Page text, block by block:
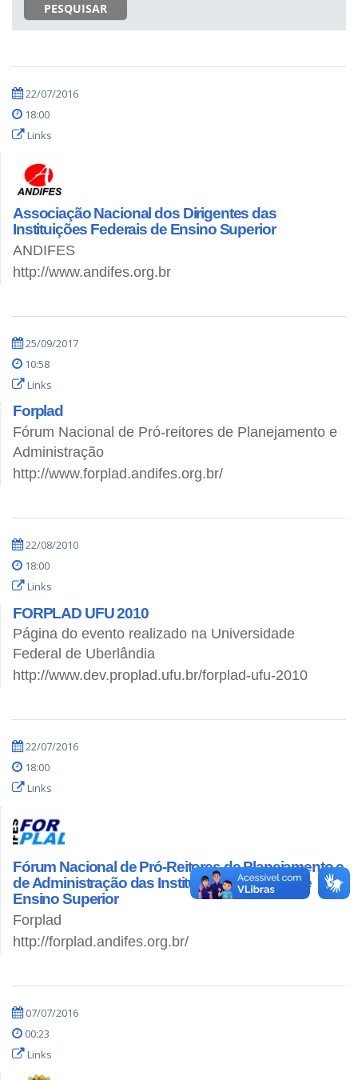
PESQUISAR
22/07/2016
18:00
Links
Associação Nacional dos Dirigentes das
Instituições Federais de Ensino Superior
ANDIFES
http://www.andifes.org.br
25/09/2017
10:58
Links
Forplad
Fórum Nacional de Pró-reitores de Planejamento e
Administração
http://www.forplad.andifes.org.br/
22/08/2010
18:00
Links
FORPLAD UFU 2010
Página do evento realizado na Universidade
Federal de Uberlândia
http://www.dev.proplad.ufu.br/forplad-ufu-2010
22/07/2016
18:00
Links
Fórum Nacional de Pró-Reitores de Planejamento e
de Administração das Instituições Federais de
Ensino Superior
Forplad
http://forplad.andifes.org.br/
07/07/2016
00:23
Links